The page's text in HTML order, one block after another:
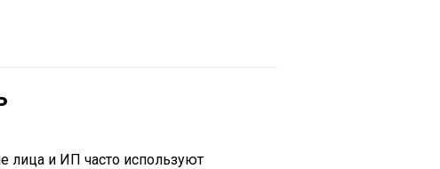
лица и ИП часто используют